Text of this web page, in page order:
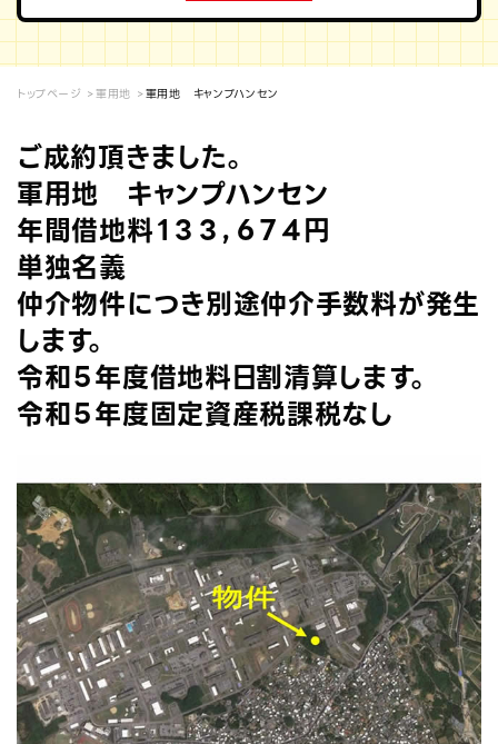
トップページ 軍用地 軍用地 キャンプハンセン
ご成約頂きました。
軍用地 キャンプハンセン
年間借地料１３３，６７４円
単独名義
仲介物件につき別途仲介手数料が発生
します。
令和５年度借地料日割清算します。
令和５年度固定資産税課税なし